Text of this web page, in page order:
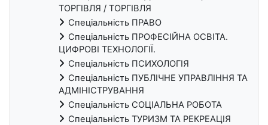
ТОРГІВЛЯ / ТОРГІВЛЯ
Спеціальність ПРАВО
Спеціальність ПРОФЕСІЙНА ОСВІТА.
ЦИФРОВІ ТЕХНОЛОГІЇ.
Спеціальність ПСИХОЛОГІЯ
Спеціальність ПУБЛІЧНЕ УПРАВЛІННЯ ТА
АДМІНІСТРУВАННЯ
Спеціальність СОЦІАЛЬНА РОБОТА
Спеціальність ТУРИЗМ ТА РЕКРЕАЦІЯ